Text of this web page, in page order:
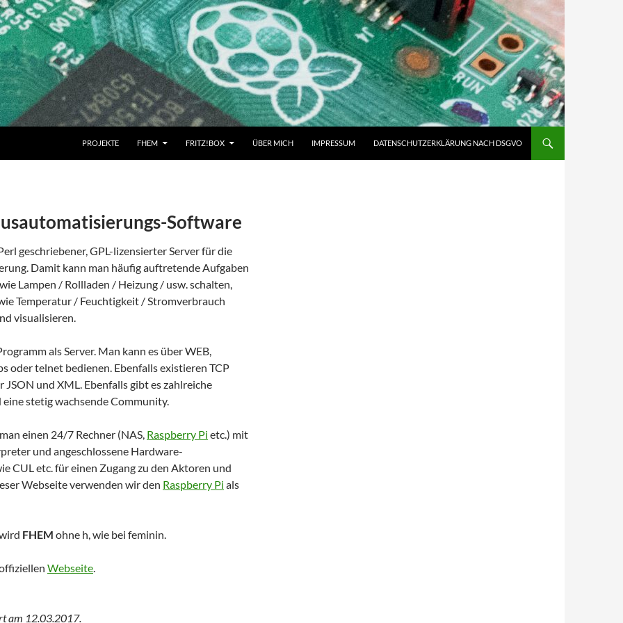
PROJEKTE FHEM FRITZ!BOX ÜBER MICH IMPRESSUM DATENSCHUTZERKLÄRUNG NACH DSGVO
Software
geschriebener, GPL-lizensierter Server für die
Damit kann man häufig auftretende Aufgaben
Lampen / Rollladen / Heizung / usw. schalten,
Temperatur / Feuchtigkeit / Stromverbrauch
visualisieren.
als Server. Man kann es über WEB,
oder telnet bedienen. Ebenfalls existieren TCP
und XML. Ebenfalls gibt es zahlreiche
stetig wachsende Community.
einen 24/7 Rechner (NAS, Raspberry Pi etc.) mit
und angeschlossene Hardware-
CUL etc. für einen Zugang zu den Aktoren und
Webseite verwenden wir den Raspberry Pi als
FHEM ohne h, wie bei feminin.
Webseite.
am 12.03.2017.